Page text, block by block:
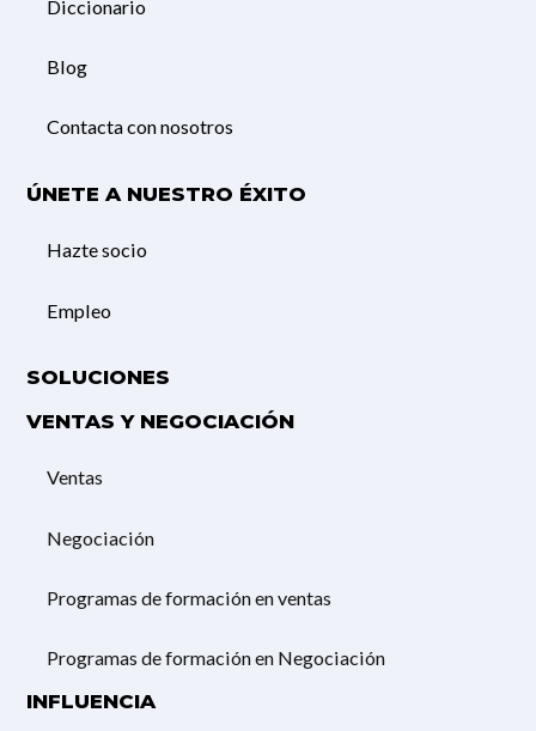
Diccionario
Blog
Contacta con nosotros
ÚNETE A NUESTRO ÉXITO
Hazte socio
Empleo
SOLUCIONES
VENTAS Y NEGOCIACIÓN
Ventas
Negociación
Programas de formación en ventas
Programas de formación en Negociación
INFLUENCIA